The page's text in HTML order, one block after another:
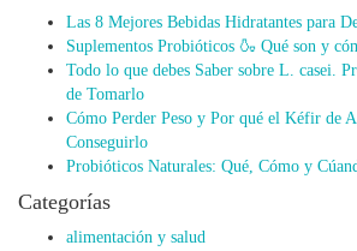
Las 8 Mejores Bebidas Hidratantes para
Suplementos Probióticos 🍶 Qué son y
Todo lo que debes Saber sobre L. casei.
de Tomarlo
Cómo Perder Peso y Por qué el Kéfir de
Conseguirlo
Probióticos Naturales: Qué, Cómo y
Categorías
alimentación y salud